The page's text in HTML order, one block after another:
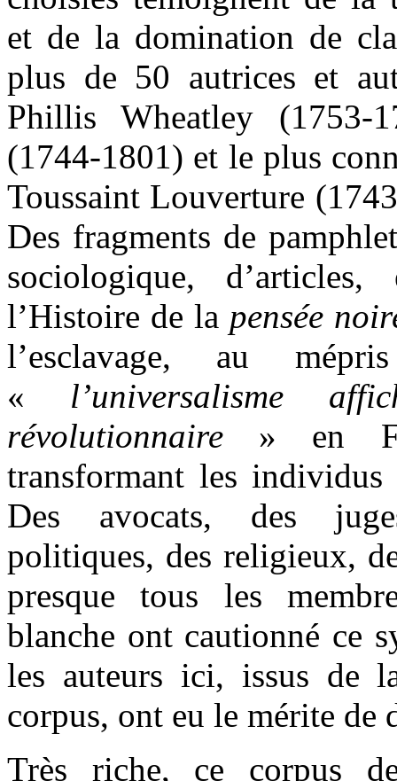
et de la domination de
plus de 50 autrices et
Phillis Wheatley (1753-
(1744-1801) et le plus
Toussaint Louverture
Des fragments de
sociologique,
l’Histoire de la pensée
l’esclavage, au
« l’universalisme
révolutionnaire » en
transformant les
Des avocats, des
politiques, des religieux,
presque tous les
blanche ont cautionné ce
les auteurs ici, issus de
corpus, ont eu le mérite de
Très riche, ce corpus